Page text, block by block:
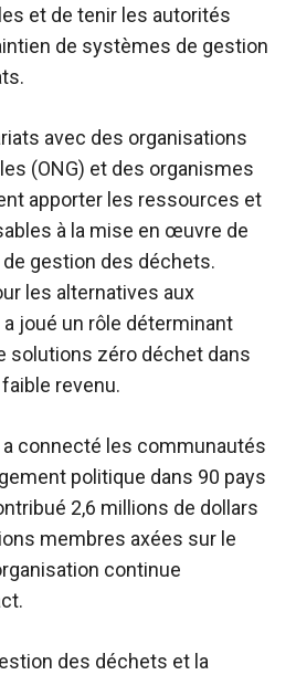
et de tenir les autorités
de systèmes de gestion
avec des organisations
(ONG) et des organismes
apporter les ressources et
à la mise en œuvre de
gestion des déchets.
les alternatives aux
a joué un rôle déterminant
solutions zéro déchet dans
revenu.
a connecté les communautés
politique dans 90 pays
2,6 millions de dollars
membres axées sur le
continue
des déchets et la